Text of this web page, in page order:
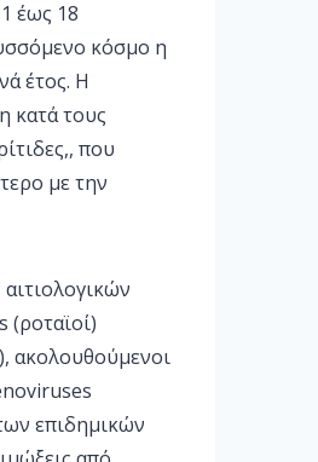
έως 18
κόσμο η
έτος. Η
κατά τους
που
με την
(ροταϊοί)
ακολουθούμενοι
επιδημικών